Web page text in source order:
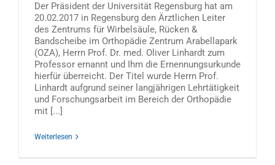
Der Präsident der Universität Regensburg hat am
20.02.2017 in Regensburg den Ärztlichen Leiter
des Zentrums für Wirbelsäule, Rücken &
Bandscheibe im Orthopädie Zentrum Arabellapark
(OZA), Herrn Prof. Dr. med. Oliver Linhardt zum
Professor ernannt und Ihm die Ernennungsurkunde
hierfür überreicht. Der Titel wurde Herrn Prof.
Linhardt aufgrund seiner langjährigen Lehrtätigkeit
und Forschungsarbeit im Bereich der Orthopädie
mit [...]
Weiterlesen